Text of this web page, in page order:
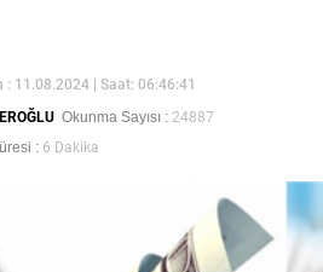
: 11.08.2024 | Saat: 06:46:41
Okunma Sayısı : 24887
: 6 Dakika